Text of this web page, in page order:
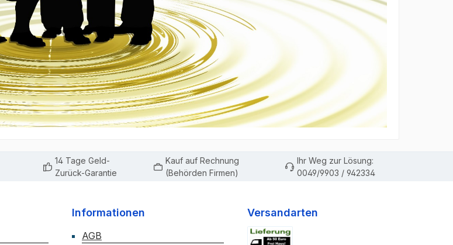
14 Tage Geld-
Zurück-Garantie
Kauf auf Rechnung
(Behörden Firmen)
Ihr Weg zur Lösung:
0049/9903 / 942334
Informationen
AGB
Versandarten